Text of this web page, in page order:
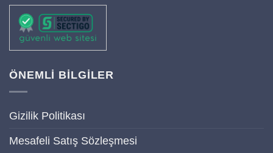
ÖNEMLİ BİLGİLER
Gizilik Politikası
Mesafeli Satış Sözleşmesi